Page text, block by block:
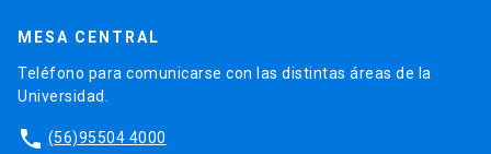
MESA CENTRAL
Teléfono para comunicarse con las distintas áreas de la
Universidad.
phone (56)95504 4000